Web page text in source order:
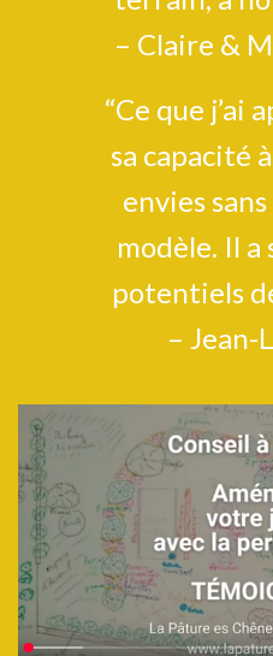
– Claire &
“Ce que j’ai
sa capacité
envies
modèle. Il a
potentiels
– Jean-